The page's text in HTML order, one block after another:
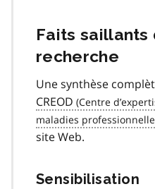
Faits saillants
recherche
Une synthèse
CREOD
site Web.
Sensibilisation